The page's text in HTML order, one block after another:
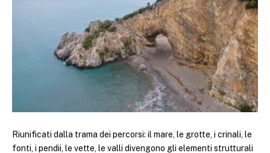
Riunificati dalla trama dei percorsi: il mare, le grotte, i crinali, le
fonti, i pendii, le vette, le valli divengono gli elementi strutturali